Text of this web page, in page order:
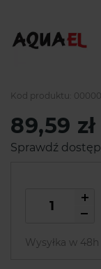
Kod produktu:
89,59 zł
Sprawdź
Wysyłka w